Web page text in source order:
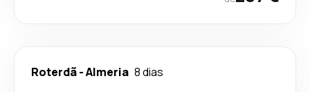
Roterdã-Almeria 8 dias